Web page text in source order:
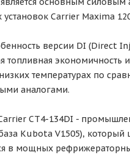
установок Carrier Maxima
версии DI (Direct
топливная экономичность
температурах по
аналогами.
CT4-134DI -
Kubota V1505), который
в мощных